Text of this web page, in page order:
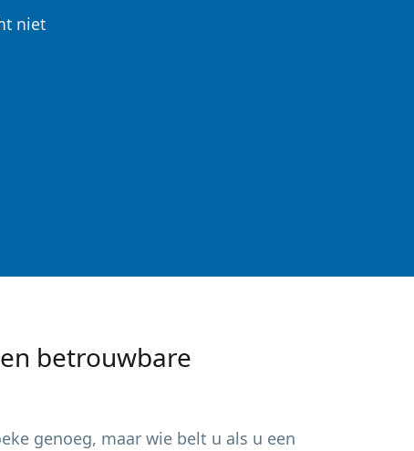
niet
betrouwbare
genoeg, maar wie belt u als u een